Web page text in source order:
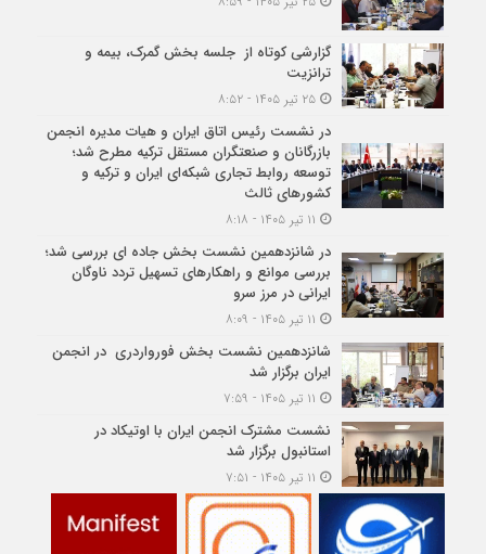
گزارشی کوتاه از جلسه بخش گمرک، بیمه و
ترانزیت
۲۵ تیر ۱۴۰۵ - ۸:۵۲
در نشست رئیس اتاق ایران و هیات مدیره انجمن
بازرگانان و صنعتگران مستقل ترکیه مطرح شد؛
توسعه روابط تجاری شبکه‌ای ایران و ترکیه و
کشورهای ثالث
در شانزدهمین نشست بخش جاده ای بررسی شد؛
بررسی موانع و راهکارهای تسهیل تردد ناوگان
ایرانی در مرز سرو
شانزدهمین نشست بخش فورواردری در انجمن
ایران برگزار شد
نشست مشترک انجمن ایران با اوتیکاد در
استانبول برگزار شد